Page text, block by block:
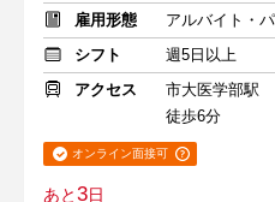
雇用形態
アルバイト・
シフト
週5日以上
アクセス
市大医学部駅
徒歩6分
オンライン面接可
あと3日